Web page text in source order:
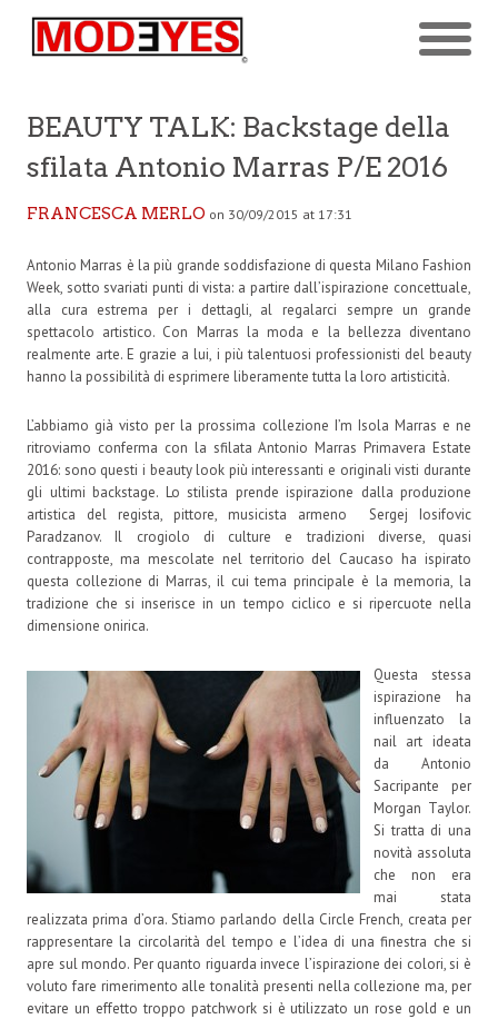
BEAUTY TALK: Backstage della
sfilata Antonio Marras P/E 2016
FRANCESCA MERLO on 30/09/2015 at 17:31
Antonio Marras è la più grande soddisfazione di questa Milano Fashion
Week, sotto svariati punti di vista: a partire dall’ispirazione concettuale,
alla cura estrema per i dettagli, al regalarci sempre un grande
spettacolo artistico. Con Marras la moda e la bellezza diventano
realmente arte. E grazie a lui, i più talentuosi professionisti del beauty
hanno la possibilità di esprimere liberamente tutta la loro artisticità.
L’abbiamo già visto per la prossima collezione I’m Isola Marras e ne
ritroviamo conferma con la sfilata Antonio Marras Primavera Estate
2016: sono questi i beauty look più interessanti e originali visti durante
gli ultimi backstage. Lo stilista prende ispirazione dalla produzione
artistica del regista, pittore, musicista armeno Sergej Iosifovic
Paradzanov. Il crogiolo di culture e tradizioni diverse, quasi
contrapposte, ma mescolate nel territorio del Caucaso ha ispirato
questa collezione di Marras, il cui tema principale è la memoria, la
tradizione che si inserisce in un tempo ciclico e si ripercuote nella
dimensione onirica.
Questa stessa
ispirazione ha
influenzato la
nail art ideata
da Antonio
Sacripante per
Morgan Taylor.
Si tratta di una
novità assoluta
che non era
mai stata
realizzata prima d’ora. Stiamo parlando della Circle French, creata per
rappresentare la circolarità del tempo e l’idea di una finestra che si
apre sul mondo. Per quanto riguarda invece l’ispirazione dei colori, si è
voluto fare rimerimento alle tonalità presenti nella collezione ma, per
evitare un effetto troppo patchwork si è utilizzato un rose gold e un